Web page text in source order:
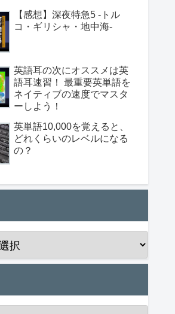
【感想】深夜特急5 -トル
コ・ギリシャ・地中海-
英語耳の次にオススメは英
語耳速習！ 最重要英単語を
ネイティブの速度でマスタ
ーしよう！
英単語10,000を覚えると、
どれくらいのレベルになる
の？